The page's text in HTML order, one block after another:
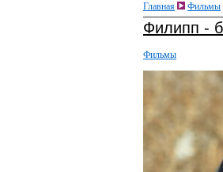
Главная Фильмы
Филипп -
Фильмы